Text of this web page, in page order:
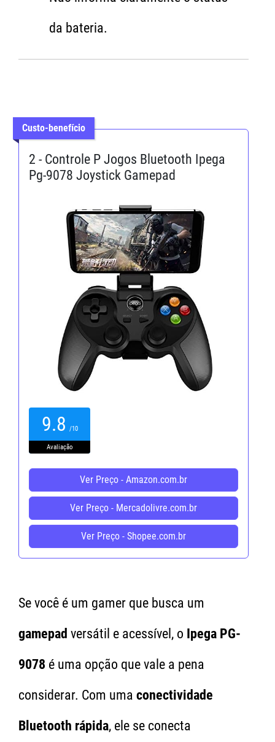
da bateria.
Custo-benefício
2 - Controle P Jogos Bluetooth Ipega
Pg-9078 Joystick Gamepad
9.8 /10
Avaliação
Ver Preço - Amazon.com.br
Ver Preço - Mercadolivre.com.br
Ver Preço - Shopee.com.br
Se você é um gamer que busca um
gamepad versátil e acessível, o Ipega PG-
9078 é uma opção que vale a pena
considerar. Com uma conectividade
Bluetooth rápida, ele se conecta